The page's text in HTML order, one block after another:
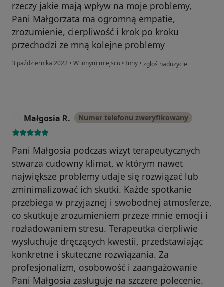
rzeczy jakie mają wpływ na moje problemy,
Pani Małgorzata ma ogromną empatie,
zrozumienie, cierpliwość i krok po kroku
przechodzi ze mną kolejne problemy
3 października 2022 • W innym miejscu • Inny • w opinii użytkownika Andrew
zgłoś nadużycie
Małgosia R. Numer telefonu zweryfikowany
Pani Małgosia podczas wizyt terapeutycznych
stwarza cudowny klimat, w którym nawet
największe problemy udaje się rozwiązać lub
zminimalizować ich skutki. Każde spotkanie
przebiega w przyjaznej i swobodnej atmosferze,
co skutkuje zrozumieniem przeze mnie emocji i
rozładowaniem stresu. Terapeutka cierpliwie
wysłuchuje dręczących kwestii, przedstawiając
konkretne i skuteczne rozwiązania. Za
profesjonalizm, osobowość i zaangażowanie
Pani Małgosia zasługuje na szczere polecenie.